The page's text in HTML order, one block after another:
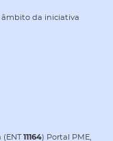
âmbito da iniciativa
11164) Portal PME,